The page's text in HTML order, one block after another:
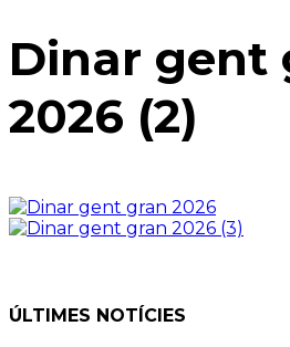
Dinar gent
2026 (2)
ÚLTIMES NOTÍCIES